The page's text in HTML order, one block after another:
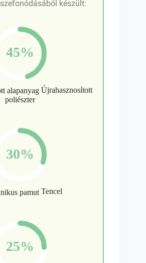
készült:
45%
Újrahasznosított
poliészter
30%
Tencel
25%